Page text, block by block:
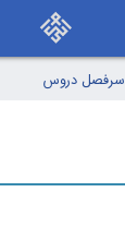
سرفصل دروس